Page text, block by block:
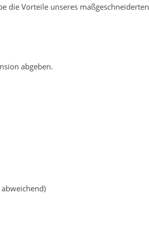
die Vorteile unseres
abgeben.